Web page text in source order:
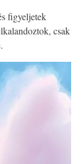
figyeljetek
csak